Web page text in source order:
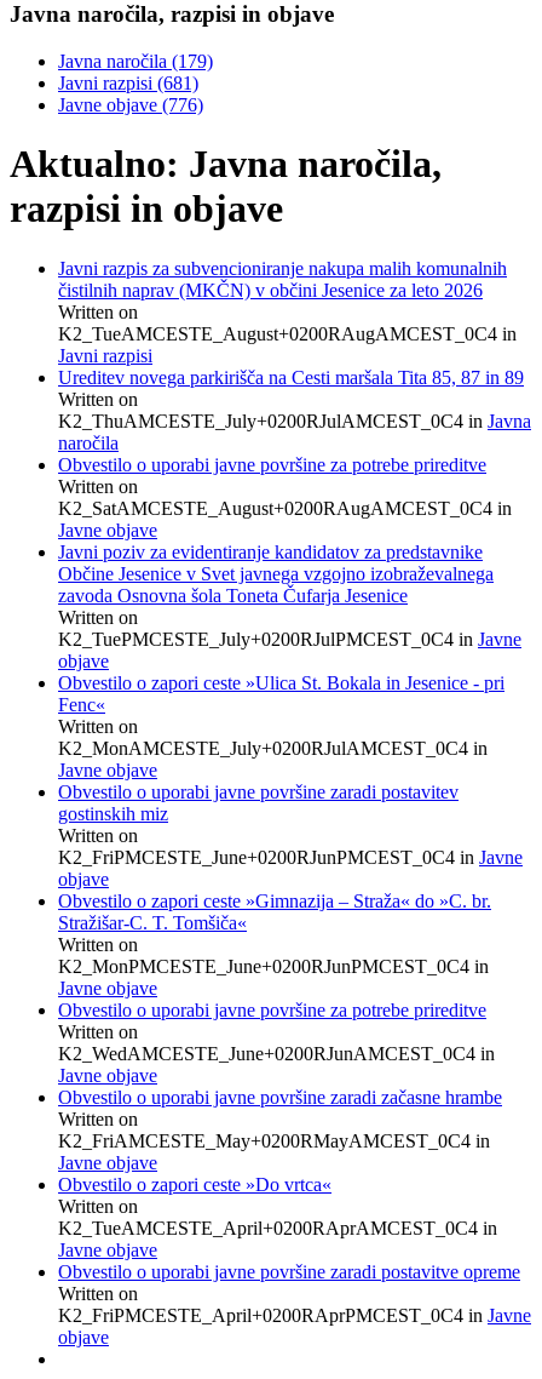
Javna naročila, razpisi in objave
Javna naročila (179)
Javni razpisi (681)
Javne objave (776)
Aktualno: Javna naročila,
razpisi in objave
Javni razpis za subvencioniranje nakupa malih komunalnih
čistilnih naprav (MKČN) v občini Jesenice za leto 2026
Written on
K2_TueAMCESTE_August+0200RAugAMCEST_0C4 in
Javni razpisi
Ureditev novega parkirišča na Cesti maršala Tita 85, 87 in 89
Written on
K2_ThuAMCESTE_July+0200RJulAMCEST_0C4 in Javna
naročila
Obvestilo o uporabi javne površine za potrebe prireditve
Written on
K2_SatAMCESTE_August+0200RAugAMCEST_0C4 in
Javne objave
Javni poziv za evidentiranje kandidatov za predstavnike
Občine Jesenice v Svet javnega vzgojno izobraževalnega
zavoda Osnovna šola Toneta Čufarja Jesenice
Written on
K2_TuePMCESTE_July+0200RJulPMCEST_0C4 in Javne
objave
Obvestilo o zapori ceste »Ulica St. Bokala in Jesenice - pri
Fenc«
Written on
K2_MonAMCESTE_July+0200RJulAMCEST_0C4 in
Javne objave
Obvestilo o uporabi javne površine zaradi postavitev
gostinskih miz
Written on
K2_FriPMCESTE_June+0200RJunPMCEST_0C4 in Javne
objave
Obvestilo o zapori ceste »Gimnazija – Straža« do »C. br.
Stražišar-C. T. Tomšiča«
Written on
K2_MonPMCESTE_June+0200RJunPMCEST_0C4 in
Javne objave
Obvestilo o uporabi javne površine za potrebe prireditve
Written on
K2_WedAMCESTE_June+0200RJunAMCEST_0C4 in
Javne objave
Obvestilo o uporabi javne površine zaradi začasne hrambe
Written on
K2_FriAMCESTE_May+0200RMayAMCEST_0C4 in
Javne objave
Obvestilo o zapori ceste »Do vrtca«
Written on
K2_TueAMCESTE_April+0200RAprAMCEST_0C4 in
Javne objave
Obvestilo o uporabi javne površine zaradi postavitve opreme
Written on
K2_FriPMCESTE_April+0200RAprPMCEST_0C4 in Javne
objave